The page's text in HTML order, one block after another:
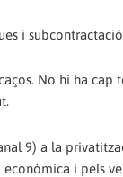
i
No hi ha
9) a la
i pels